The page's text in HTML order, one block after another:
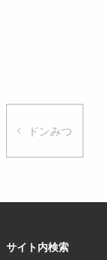
ドンみつ
サイト内検索